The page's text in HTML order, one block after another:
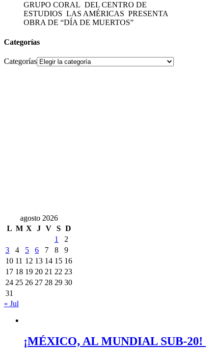
GRUPO CORAL DEL CENTRO DE
ESTUDIOS LAS AMÉRICAS PRESENTA
OBRA DE “DÍA DE MUERTOS”
Categorías
Categorías
agosto 2026
L M X J V S D
1
2
3
4 5 6 7 8
9
10 11 12 13 14 15 16
17 18 19 20 21 22 23
24 25 26 27 28 29 30
31
« Jul
¡MÉXICO, AL MUNDIAL SUB-20!